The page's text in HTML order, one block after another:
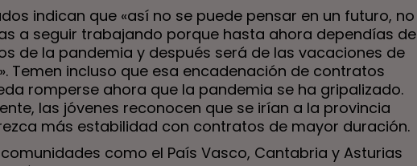
indican que «así no se puede pensar en un futuro, no
a seguir trabajando porque hasta ahora dependías de
de la pandemia y después será de las vacaciones de
Temen incluso que esa encadenación de contratos
romperse ahora que la pandemia se ha gripalizado.
las jóvenes reconocen que se irían a la provincia
más estabilidad con contratos de mayor duración.
como el País Vasco, Cantabria y Asturias